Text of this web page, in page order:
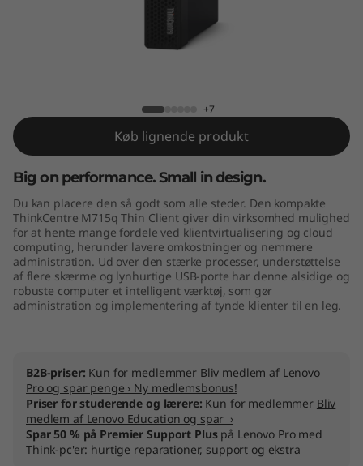
n
y
+7
Køb lignende produkt
Big on performance. Small in design.
Du kan placere den så godt som alle steder. Den kompakte
ThinkCentre M715q Thin Client giver din virksomhed mulighed
for at hente mange fordele ved klientvirtualisering og cloud
computing, herunder lavere omkostninger og nemmere
administration. Ud over den stærke processer, understøttelse
af flere skærme og lynhurtige USB-porte har denne alsidige og
robuste computer et intelligent værktøj, som gør
administration og implementering af tynde klienter til en leg.
B2B-priser: Kun for medlemmer Bliv medlem af Lenovo
Pro og spar penge › Ny medlemsbonus!
Priser for studerende og lærere: Kun for medlemmer Bliv
medlem af Lenovo Education og spar ›
Spar 50 % på Premier Support Pluspå Lenovo Pro med
Think-pc'er: hurtige reparationer, support og ekstra